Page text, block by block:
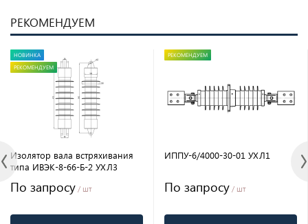
РЕКОМЕНДУЕМ
НОВИНКА
РЕКОМЕНДУЕМ
Изолятор вала встряхивания
типа ИВЭК-8-66-Б-2 УХЛ3
По запросу / шт
РЕКОМЕНДУЕМ
ИППУ-6/4000-30-01 УХЛ1
По запросу / шт